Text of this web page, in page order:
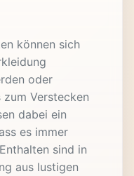
können sich
oder
Verstecken
dabei ein
es immer
sind in
aus lustigen